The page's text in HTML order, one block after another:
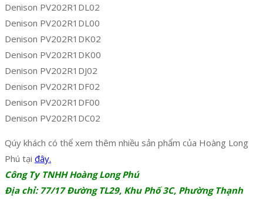
Denison PV202R1DL02
Denison PV202R1DL00
Denison PV202R1DK02
Denison PV202R1DK00
Denison PV202R1DJ02
Denison PV202R1DF02
Denison PV202R1DF00
Denison PV202R1DC02
Qúy khách có thể xem thêm nhiều sản phẩm của Hoàng Long
Phú tại đây.
Công Ty TNHH Hoàng Long Phú
Địa chỉ: 77/17 Đường TL29, Khu Phố 3C, Phường Thạnh